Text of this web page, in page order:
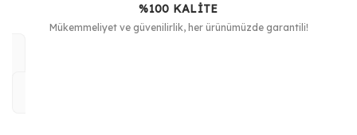
%100 KALİTE
Mükemmeliyet ve güvenilirlik, her ürünümüzde garantili!